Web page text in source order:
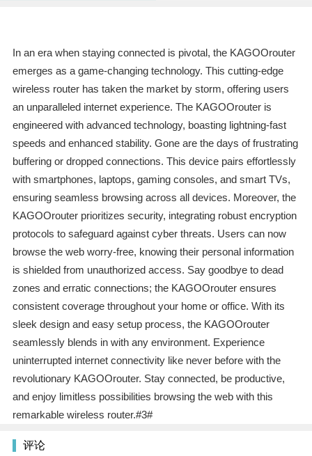
In an era when staying connected is pivotal, the KAGOOrouter
emerges as a game-changing technology. This cutting-edge
wireless router has taken the market by storm, offering users
an unparalleled internet experience. The KAGOOrouter is
engineered with advanced technology, boasting lightning-fast
speeds and enhanced stability. Gone are the days of frustrating
buffering or dropped connections. This device pairs effortlessly
with smartphones, laptops, gaming consoles, and smart TVs,
ensuring seamless browsing across all devices. Moreover, the
KAGOOrouter prioritizes security, integrating robust encryption
protocols to safeguard against cyber threats. Users can now
browse the web worry-free, knowing their personal information
is shielded from unauthorized access. Say goodbye to dead
zones and erratic connections; the KAGOOrouter ensures
consistent coverage throughout your home or office. With its
sleek design and easy setup process, the KAGOOrouter
seamlessly blends in with any environment. Experience
uninterrupted internet connectivity like never before with the
revolutionary KAGOOrouter. Stay connected, be productive,
and enjoy limitless possibilities browsing the web with this
remarkable wireless router.#3#
评论